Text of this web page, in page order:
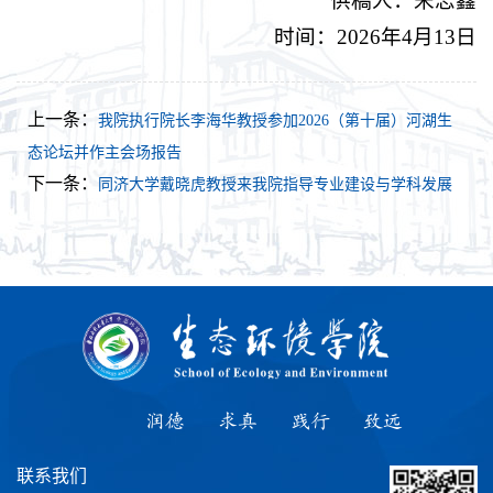
时间：2026年4月13日
上一条： 我院执行院长李海华教授参加2026（第十届）河湖生
态论坛并作主会场报告
下一条： 同济大学戴晓虎教授来我院指导专业建设与学科发展
润德 求真 践行 致远
联系我们